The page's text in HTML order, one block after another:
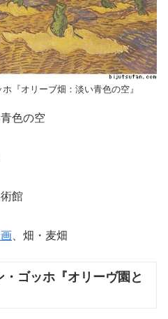
『オリーブ畑：淡い青色の空』
色の空
館
、畑・麦畑
ゴッホ『オリーヴ園と